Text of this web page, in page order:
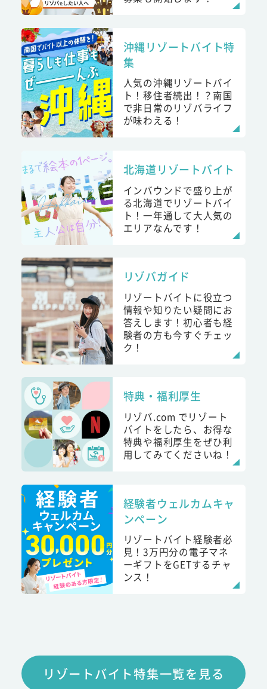
沖縄リゾートバイト特
集
人気の沖縄リゾートバイ
ト！移住者続出！？南国
で非日常のリゾバライフ
が味わえる！
北海道リゾートバイト
インバウンドで盛り上が
る北海道でリゾートバイ
ト！一年通して大人気の
エリアなんです！
リゾバガイド
リゾートバイトに役立つ
情報や知りたい疑問にお
答えします！初心者も経
験者の方も今すぐチェッ
ク！
特典・福利厚生
リゾバ.com でリゾート
バイトをしたら、お得な
特典や福利厚生をぜひ利
用してみてくださいね！
経験者ウェルカムキャ
ンペーン
リゾートバイト経験者必
見！3万円分の電子マネ
ーギフトをGETするチャ
ンス！
リゾートバイト特集一覧を見る